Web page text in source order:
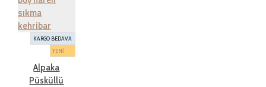
KARGO BEDAVA
YENİ
Alpaka
Püsküllü